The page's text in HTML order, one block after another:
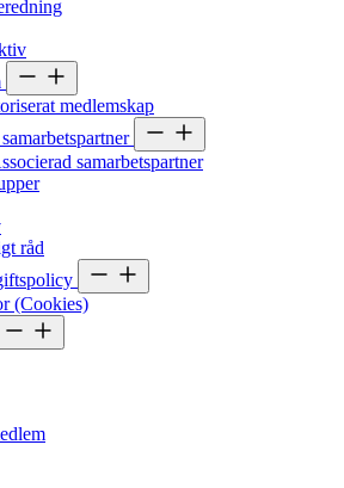
medlemskap
samarbetspartner
råd
(Cookies)